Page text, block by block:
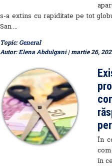
s-a extins cu rapiditate pe tot
San …
Topic:General
Autor:Elena Abdulgani| martie 26,
În
în